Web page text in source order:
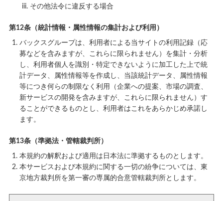
その他法令に違反する場合
第12条（統計情報・属性情報の集計および利用）
バックスグループは、利用者による当サイトの利用記録（応
募などを含みますが、これらに限られません）を集計・分析
し、利用者個人を識別・特定できないように加工した上で統
計データ、属性情報等を作成し、当該統計データ、属性情報
等につき何らの制限なく利用（企業への提案、市場の調査、
新サービスの開発を含みますが、これらに限られません）す
ることができるものとし、利用者はこれをあらかじめ承諾し
ます。
第13条（準拠法・管轄裁判所）
本規約の解釈および適用は日本法に準拠するものとします。
本サービスおよび本規約に関する一切の紛争については、東
京地方裁判所を第一審の専属的合意管轄裁判所とします。